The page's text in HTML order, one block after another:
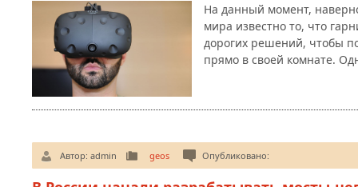
На данный момент,
мира известно то, что
дорогих решений, чтобы
прямо в своей комнате.
Автор: admin geos Опубликовано: